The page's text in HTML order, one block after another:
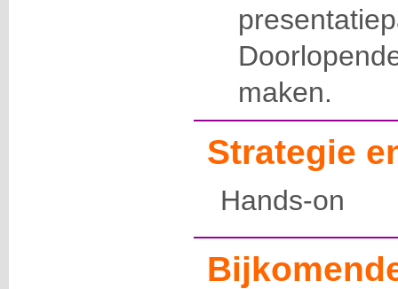
maken.
Strategie
Hands-on